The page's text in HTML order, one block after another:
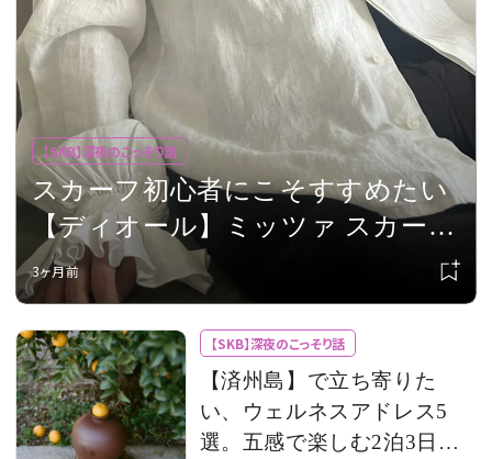
【SKB】深夜のこっそり話
スカーフ初心者にこそすすめたい
【ディオール】ミッツァ スカー
フ。ひと巻きで驚くほど洒落る！
3ヶ月前
【SKB】深夜のこっそり話
【済州島】で立ち寄りた
い、ウェルネスアドレス5
選。五感で楽しむ2泊3日の